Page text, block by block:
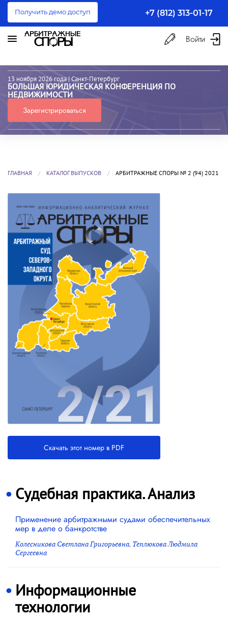
Получить демо доступ +7 (812) 313-01-17
Войти
13 ноября 2026 года | Санкт-Петербург
БОЛЬШАЯ ЮРИДИЧЕСКАЯ КОНФЕРЕНЦИЯ ПО
НЕДВИЖИМОСТИ
Зарегистрироваться
ГЛАВНАЯ КАТАЛОГ ВЫПУСКОВ АРБИТРАЖНЫЕ СПОРЫ № 2 (94) 2021
Скачать этот номер в PDF
Судебная практика. Анализ
Применение арбитражными судами обеспечительных
мер в деле о банкротстве
Колесникова Светлана Григорьевна, Теплюкова Людмила
Сергеевна
Информационные
технологии